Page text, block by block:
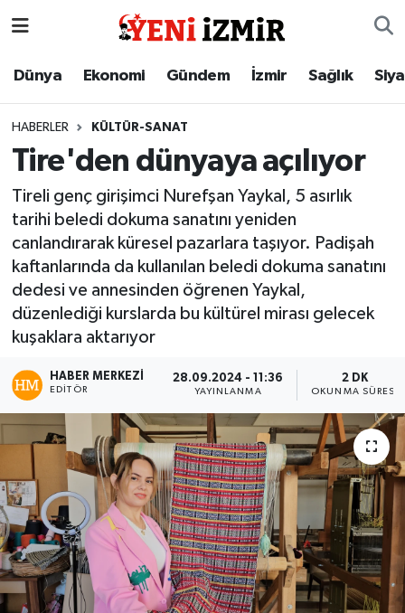
Dünya Ekonomi Gündem İzmir Sağlık
HABERLER KÜLTÜR-SANAT
Tire'den dünyaya açılıyor
Tireli genç girişimci Nurefşan Yaykal, 5 asırlık
tarihi beledi dokuma sanatını yeniden
canlandırarak küresel pazarlara taşıyor. Padişah
kaftanlarında da kullanılan beledi dokuma sanatını
dedesi ve annesinden öğrenen Yaykal,
düzenlediği kurslarda bu kültürel mirası gelecek
kuşaklara aktarıyor
HABER MERKEZI
EDITÖR
28.09.2024 - 11:36
YAYINLANMA
2 DK
OKUNMA SÜRESI
Dünya
Gündem
İzmir
Sağlık
Siyaset
Magazin
Resmi İlanlar
Spor
Teknoloji
Tatil ve Seyahat
Çevre
İzmir Nöbetçi Eczaneler
İzmir Namaz Vakitleri
İzmir Trafik Yoğunluk Haritası
Süper Lig Puan Durumu ve Fikstür
Tüm Manşetler
Son Dakika Haberleri
Haber Arşivi